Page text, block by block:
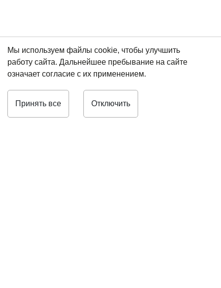
Мы используем файлы cookie, чтобы улучшить
работу сайта. Дальнейшее пребывание на сайте
означает согласие с их применением.
Принять все Отключить